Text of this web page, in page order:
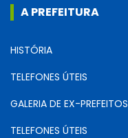
A PREFEITURA
HISTÓRIA
TELEFONES ÚTEIS
GALERIA DE EX-PREFEITOS
TELEFONES ÚTEIS